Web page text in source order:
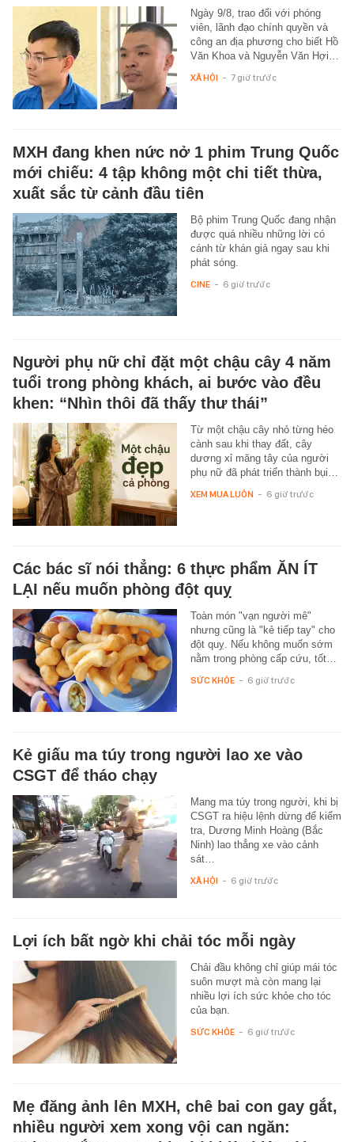
Ngày 9/8, trao đổi với phóng
viên, lãnh đạo chính quyền và
công an địa phương cho biết Hồ
Văn Khoa và Nguyễn Văn Hợi…
XÃ HỘI - 7 giờ trước
MXH đang khen nức nở 1 phim Trung Quốc
mới chiếu: 4 tập không một chi tiết thừa,
xuất sắc từ cảnh đầu tiên
Bộ phim Trung Quốc đang nhận
được quá nhiều những lời có
cánh từ khán giả ngay sau khi
phát sóng.
CINE - 6 giờ trước
Người phụ nữ chỉ đặt một chậu cây 4 năm
tuổi trong phòng khách, ai bước vào đều
khen: “Nhìn thôi đã thấy thư thái”
Từ một chậu cây nhỏ từng héo
cành sau khi thay đất, cây
dương xỉ măng tây của người
phụ nữ đã phát triển thành bụi…
XEM MUA LUÔN - 6 giờ trước
Các bác sĩ nói thẳng: 6 thực phẩm ĂN ÍT
LẠI nếu muốn phòng đột quỵ
Toàn món "vạn người mê"
nhưng cũng là "kẻ tiếp tay" cho
đột quỵ. Nếu không muốn sớm
nằm trong phòng cấp cứu, tốt…
SỨC KHỎE - 6 giờ trước
Kẻ giấu ma túy trong người lao xe vào
CSGT để tháo chạy
Mang ma túy trong người, khi bị
CSGT ra hiệu lệnh dừng để kiểm
tra, Dương Minh Hoàng (Bắc
Ninh) lao thẳng xe vào cảnh
sát…
XÃ HỘI - 6 giờ trước
Lợi ích bất ngờ khi chải tóc mỗi ngày
Chải đầu không chỉ giúp mái tóc
suôn mượt mà còn mang lại
nhiều lợi ích sức khỏe cho tóc
của bạn.
SỨC KHỎE - 6 giờ trước
Mẹ đăng ảnh lên MXH, chê bai con gay gắt,
nhiều người xem xong vội can ngăn: